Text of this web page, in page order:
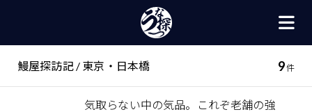
鰻屋探訪記 / 東京・日本橋 9件
気取らない中の気品。これぞ老舗の強